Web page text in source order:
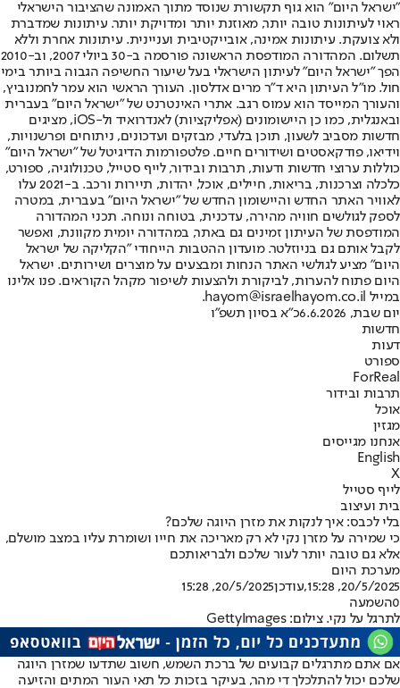
"ישראל היום" הוא גוף תקשורת שנוסד מתוך האמונה שהציבור הישראלי
ראוי לעיתונות טובה יותר, מאוזנת יותר ומדויקת יותר. עיתונות שמדברת
ולא צועקת. עיתונות אמינה, אובייקטיבית ועניינית. עיתונות אחרת וללא
תשלום. המהדורה המודפסת הראשונה פורסמה ב-30 ביולי 2007, וב-2010
הפך "ישראל היום" לעיתון הישראלי בעל שיעור החשיפה הגבוה ביותר בימי
חול. מו"ל העיתון היא ד"ר מרים אדלסון. העורך הראשי הוא עמר לחמנוביץ,
והעורך המייסד הוא עמוס רגב. אתרי האינטרנט של "ישראל היום" בעברית
ובאנגלית, כמו כן היישומונים (אפליקציות) לאנדרואיד ול-iOS, מציגים
חדשות מסביב לשעון, תוכן בלעדי, מבזקים ועדכונים, ניתוחים ופרשנויות,
וידיאו, פודקאסטים ושידורים חיים. פלטפורמות הדיגיטל של "ישראל היום"
כוללות ערוצי חדשות ודעות, תרבות ובידור, לייף סטייל, טכנולוגיה, ספורט,
כלכלה וצרכנות, בריאות, חיילים, אוכל, יהדות, תיירות ורכב. ב-2021 עלו
לאוויר האתר החדש והיישומון החדש של "ישראל היום" בעברית, במטרה
לספק לגולשים חוויה מהירה, עדכנית, בטוחה ונוחה. תכני המהדורה
המודפסת של העיתון זמינים גם באתר, במהדורה יומית מקוונת, ואפשר
לקבל אותם גם בניוזלטר. מועדון ההטבות הייחודי "הקליקה של ישראל
היום" מציע לגולשי האתר הנחות ומבצעים על מוצרים ושירותים. ישראל
היום פתוח להערות, לביקורת ולהצעות לשיפור מקהל הקוראים. פנו אלינו
במייל hayom@israelhayom.co.il.
יום שבת, 6.6.2026
כ"א בסיון תשפ"ו
חדשות
דעות
ספורט
ForReal
תרבות ובידור
אוכל
מגזין
אנחנו מגייסים
English
X
לייף סטייל
בית ועיצוב
בלי לכבס: איך לנקות את מזרן היוגה שלכם?
כי שמירה על מזרן נקי לא רק מאריכה את חייו ושומרת עליו במצב מושלם,
אלא גם טובה יותר לעור שלכם ולבריאותכם
מערכת היום
20/5/2025, 15:28
,עודכן20/5/2025, 15:28
0השמעה
לתרגל על נקי. צילום: GettyImages
אם אתם מתרגלים קבועים של ברכת השמש, חשוב שתדעו שמזרן היוגה
שלכם יכול להתלכלך די מהר, בעיקר בזכות כל תאי העור המתים והזיעה